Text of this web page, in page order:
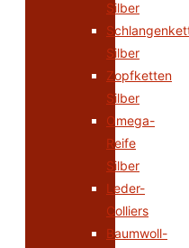
Silber
Silber
Zopfketten
Silber
Omega-
Reife
Silber
Leder-
Colliers
Baumwoll-